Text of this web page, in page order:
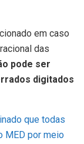
em caso
das
pode ser
digitados
que todas
MED por meio